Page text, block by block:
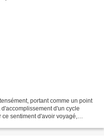
portant comme un point
d'un cycle
sentiment d'avoir voyagé,